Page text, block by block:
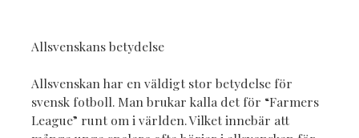
Allsvenskans betydelse
Allsvenskan har en väldigt stor betydelse för
svensk fotboll. Man brukar kalla det för “Farmers
League” runt om i världen. Vilket innebär att